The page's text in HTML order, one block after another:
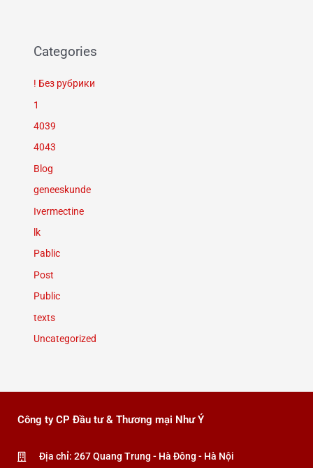
Categories
! Без рубрики
1
4039
4043
Blog
geneeskunde
Ivermectine
lk
Pablic
Post
Public
texts
Uncategorized
Công ty CP Đầu tư & Thương mại Như Ý
Địa chỉ: 267 Quang Trung - Hà Đông - Hà Nội